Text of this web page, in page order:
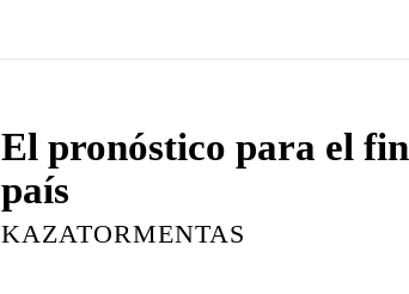
El pronóstico para el fin
país
KAZATORMENTAS